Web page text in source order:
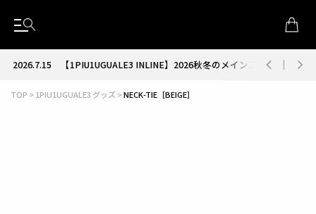
2026.7.15【1PIU1UGUALE3 INLINE】2026秋冬のメインコレクションが
TOP 1PIU1UGUALE3 グッズ NECK-TIE［BEIGE］